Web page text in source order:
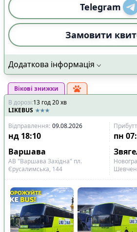
Telegram
Замовити
Додаткова інформація
Вікові знижки
В дорозі:13 год20хв
LIKEBUS
Відправлення: 09.08.2026
нд 18:10 пн
Варшава
АВ "Варшава Західна" пл.
Єрусалимська, 144